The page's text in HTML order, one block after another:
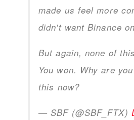
made us feel more
didn't want Binance
But again, none of
You won. Why are
this now?
— SBF (@SBF_FTX)